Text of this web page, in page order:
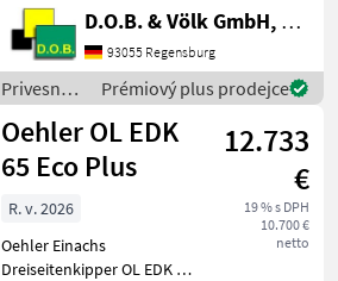
blokovanie bočnej steny,
automatická zadná stena, :
Trojhriadeľové sklápacie
motorové vozidlo Pr
D.O.B. & Völk GmbH, Filiale Regensburg
93055 Regensburg
Privesné
vozíky /
Oehler
Prémiový plus prodejce
Oehler OL EDK
65 Eco Plus
12.733
€
19 % s DPH
10.700 €
netto
R. v. 2026
Oehler Einachs
Dreiseitenkipper OL EDK 65